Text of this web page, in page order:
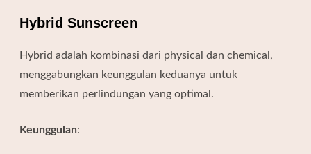
Hybrid Sunscreen
Hybrid adalah kombinasi dari physical dan chemical,
menggabungkan keunggulan keduanya untuk
memberikan perlindungan yang optimal.
Keunggulan: